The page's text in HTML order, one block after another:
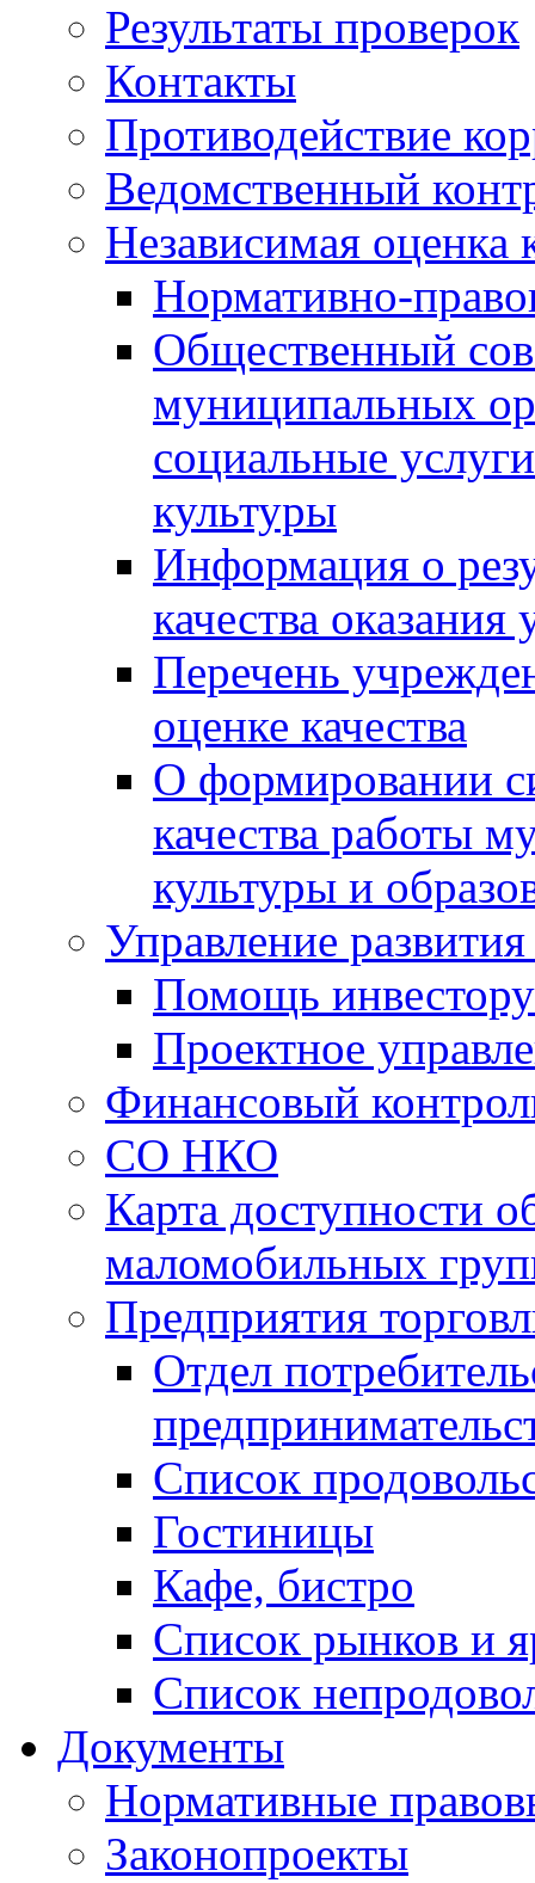
Результаты проверок
Контакты
Противодействие
Ведомственный
Независимая оценка
Нормативно-
Общественный
муниципальных
социальные
культуры
Информация о
качества оказания
Перечень
оценке качества
О формировании
качества работы
культуры и
Управление
Помощь инвестору
Проектное
Финансовый
СО НКО
Карта доступности
маломобильных
Предприятия
Отдел
Список
Гостиницы
Кафе, бистро
Cписок рынков и
Список
Документы
Нормативные
Законопроекты